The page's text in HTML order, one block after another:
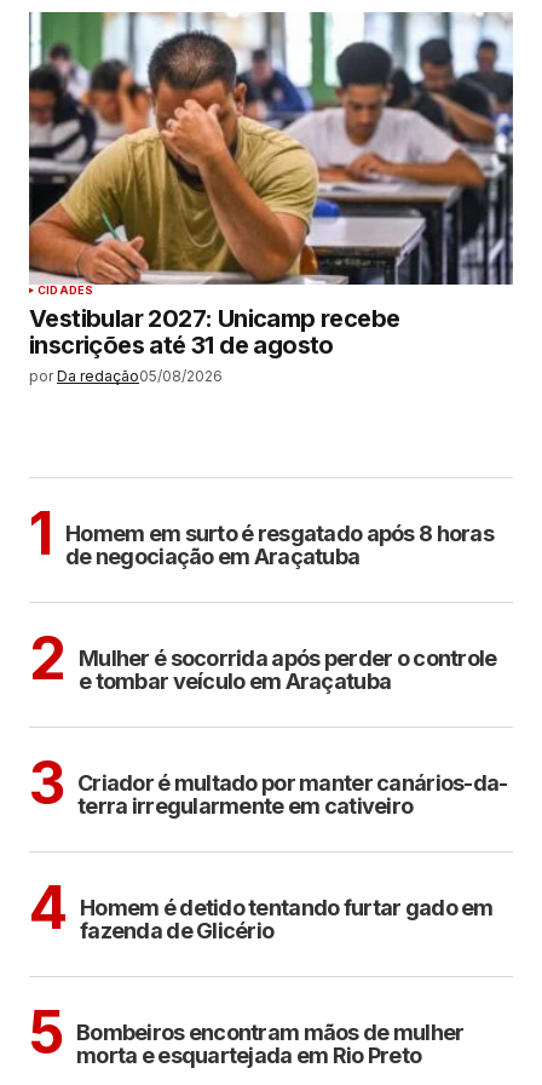
CIDADES
Vestibular 2027: Unicamp recebe
inscrições até 31 de agosto
por Da redação05/08/2026
1
Homem em surto é resgatado após 8 horas
de negociação em Araçatuba
2
Mulher é socorrida após perder o controle
e tombar veículo em Araçatuba
3 Criador é multado por manter canários-da-
terra irregularmente em cativeiro
4
Homem é detido tentando furtar gado em
fazenda de Glicério
5 Bombeiros encontram mãos de mulher
morta e esquartejada em Rio Preto